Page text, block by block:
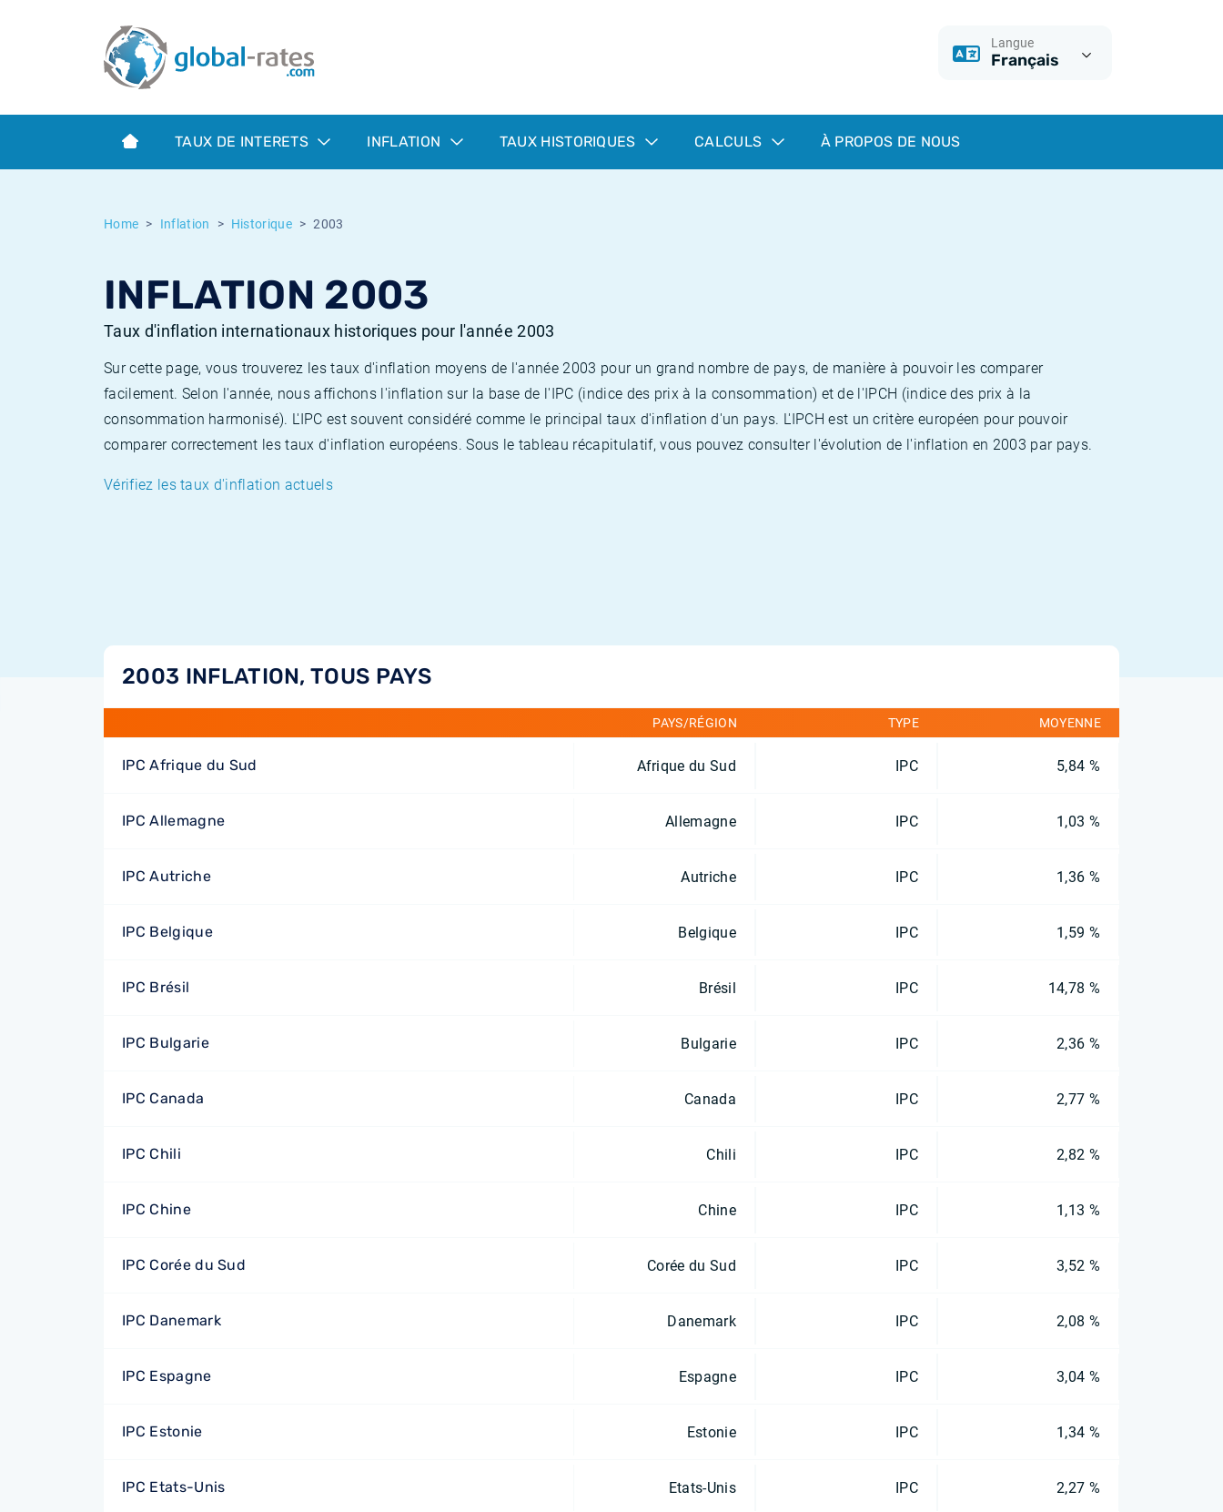
Langue
Français
TAUX DE INTERETS INFLATION TAUX HISTORIQUES CALCULS À PROPOS DE NOUS
Home Inflation Historique 2003
INFLATION 2003
Taux d'inflation internationaux historiques pour l'année 2003
Sur cette page, vous trouverez les taux d'inflation moyens de l'année 2003 pour un grand nombre de pays, de manière à pouvoir les comparer
facilement. Selon l'année, nous affichons l'inflation sur la base de l'IPC (indice des prix à la consommation) et de l'IPCH (indice des prix à la
consommation harmonisé). L'IPC est souvent considéré comme le principal taux d'inflation d'un pays. L'IPCH est un critère européen pour pouvoir
comparer correctement les taux d'inflation européens. Sous le tableau récapitulatif, vous pouvez consulter l'évolution de l'inflation en 2003 par pays.
Vérifiez les taux d'inflation actuels
2003 INFLATION, TOUS PAYS
PAYS/RÉGION TYPE MOYENNE
IPC Afrique du Sud Afrique du Sud IPC 5,84 %
IPC Allemagne Allemagne IPC 1,03 %
IPC Autriche Autriche IPC 1,36 %
IPC Belgique Belgique IPC 1,59 %
IPC Brésil Brésil IPC 14,78 %
IPC Bulgarie Bulgarie IPC 2,36 %
IPC Canada Canada IPC 2,77 %
IPC Chili Chili IPC 2,82 %
IPC Chine Chine IPC 1,13 %
IPC Corée du Sud Corée du Sud IPC 3,52 %
IPC Danemark Danemark IPC 2,08 %
IPC Espagne Espagne IPC 3,04 %
IPC Estonie Estonie IPC 1,34 %
IPC Etats-Unis Etats-Unis IPC 2,27 %
Term SOFR
Qu'est-ce que l'inflation IPC?
Qu'est-ce que l'inflation IPCH?
Taux Euribor historiques
Taux ESTER historiques
Taux d'inflation historiques
Calculateur d’inflation